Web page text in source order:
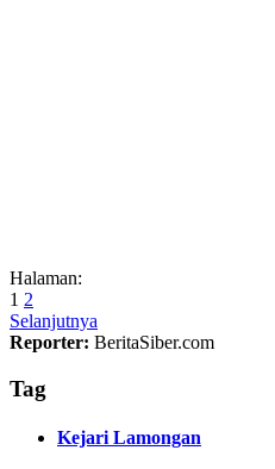
Halaman:
1 2
Selanjutnya
Reporter: BeritaSiber.com
Tag
Kejari Lamongan